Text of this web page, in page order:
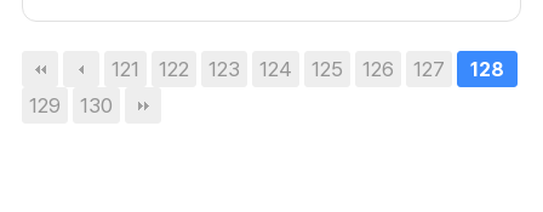
121 122 123 124 125 126 127 128
129 130